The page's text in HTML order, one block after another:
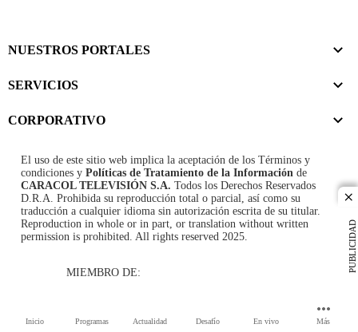
Inicio Programas Actualidad Desafío En vivo Más
PUBLICIDAD
NUESTROS PORTALES
SERVICIOS
CORPORATIVO
El uso de este sitio web implica la aceptación de los Términos y
condiciones y Políticas de Tratamiento de la Información de
CARACOL TELEVISIÓN S.A. Todos los Derechos Reservados
D.R.A. Prohibida su reproducción total o parcial, así como su
traducción a cualquier idioma sin autorización escrita de su titular.
Reproduction in whole or in part, or translation without written
permission is prohibited. All rights reserved 2025.
MIEMBRO DE: